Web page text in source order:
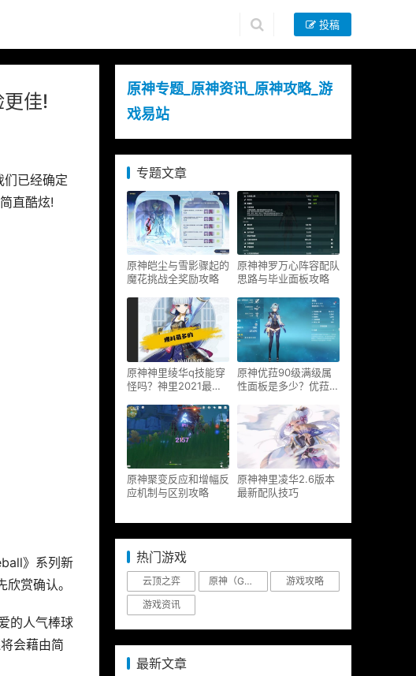
投稿
佳!
已经确定
直酷炫!
》系列新
赏确认。
的人气棒球
会藉由简
原神专题_原神资讯_原神攻略_游
戏易站
专题文章
原神皑尘与雪影骤起的
魔花挑战全奖励攻略
原神神罗万心阵容配队
思路与毕业面板攻略
原神神里绫华q技能穿
怪吗？神里2021最新
原神优菈90级满级属
性面板是多少？优菈大
原神聚变反应和增幅反
应机制与区别攻略
原神神里凌华2.6版本
最新配队技巧
热门游戏
云顶之弈 原神（Genshin Impact）
游戏攻略
游戏资讯
最新文章